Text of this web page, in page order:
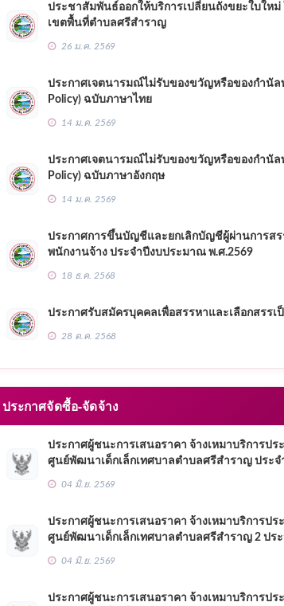
ประชาสัมพันธ์ออกให้บริการเปลี่ยนถังขยะใบให
เขตพื้นที่ตำบลศรีสำราญ
26 ม.ค. 2569
ประกาศเจตนารมณ์ไม่รับของขวัญหรือของกำนัล
Policy) ฉบับภาษาไทย
14 ม.ค. 2569
ประกาศเจตนารมณ์ไม่รับของขวัญหรือของกำนัล
Policy) ฉบับภาษาอังกฤษ
14 ม.ค. 2569
ประกาศการขึ้นบัญชีและยกเลิกบัญชีผู้ผ่านการสร
พนักงานจ้าง ประจำปีงบประมาณ พ.ศ.2569
18 ธ.ค. 2568
ประกาศรับสมัครบุคคลเพื่อสรรหาและเลือกสรรเ
28 ต.ค. 2568
ประกาศจัดซื้อ-จัดจ้าง
ประกาศผู้ชนะการเสนอราคา จ้างเหมาบริการปร
ศูนย์พัฒนาเด็กเล็กเทศบาลตำบลศรีสำราญ ประจ
04 มิ.ย. 2569
ประกาศผู้ชนะการเสนอราคา จ้างเหมาบริการปร
ศูนย์พัฒนาเด็กเล็กเทศบาลตำบลศรีสำราญ 2 ปร
04 มิ.ย. 2569
ประกาศผู้ชนะการเสนอราคา จ้างเหมาบริการปร